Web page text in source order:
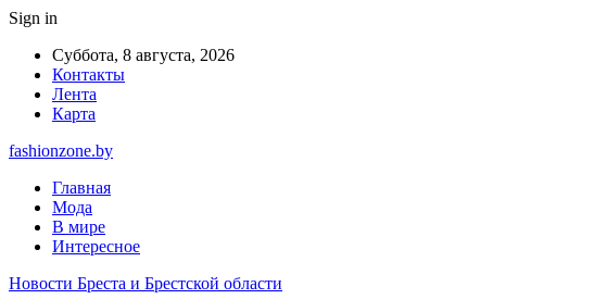
Sign in
Суббота, 8 августа, 2026
Контакты
Лента
Карта
fashionzone.by
Главная
Мода
В мире
Интересное
Новости Бреста и Брестской области